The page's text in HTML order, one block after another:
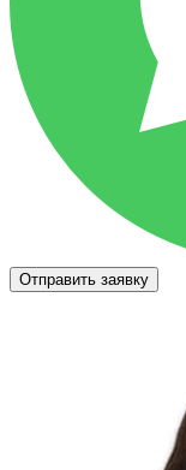
Отправить заявку